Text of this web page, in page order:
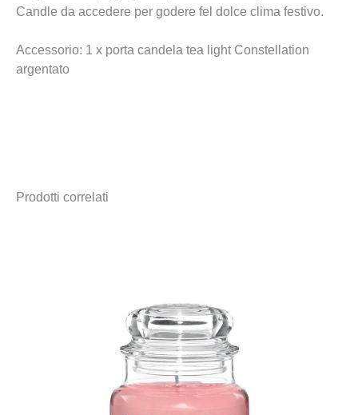
Candle da accedere per godere fel dolce clima festivo.
Accessorio: 1 x porta candela tea light Constellation
argentato
Prodotti correlati
34,90 €